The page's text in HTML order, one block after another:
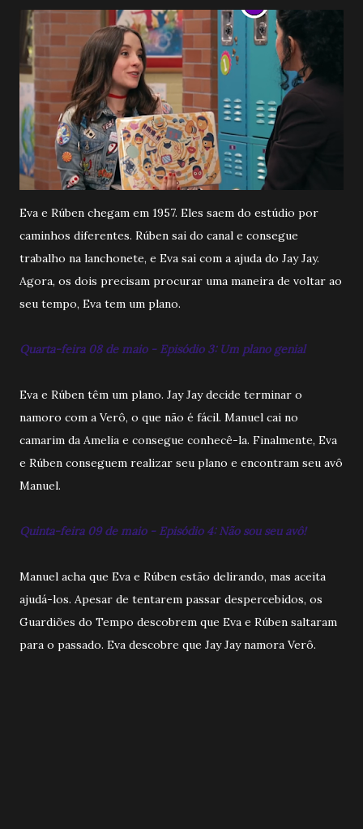
Eva e Rúben chegam em 1957. Eles saem do estúdio por
caminhos diferentes. Rúben sai do canal e consegue
trabalho na lanchonete, e Eva sai com a ajuda do Jay Jay.
Agora, os dois precisam procurar uma maneira de voltar ao
seu tempo, Eva tem um plano.
Quarta-feira 08 de maio - Episódio 3: Um plano genial
Eva e Rúben têm um plano. Jay Jay decide terminar o
namoro com a Verô, o que não é fácil. Manuel cai no
camarim da Amelia e consegue conhecê-la. Finalmente, Eva
e Rúben conseguem realizar seu plano e encontram seu avô
Manuel.
Quinta-feira 09 de maio - Episódio 4: Não sou seu avô!
Manuel acha que Eva e Rúben estão delirando, mas aceita
ajudá-los. Apesar de tentarem passar despercebidos, os
Guardiões do Tempo descobrem que Eva e Rúben saltaram
para o passado. Eva descobre que Jay Jay namora Verô.